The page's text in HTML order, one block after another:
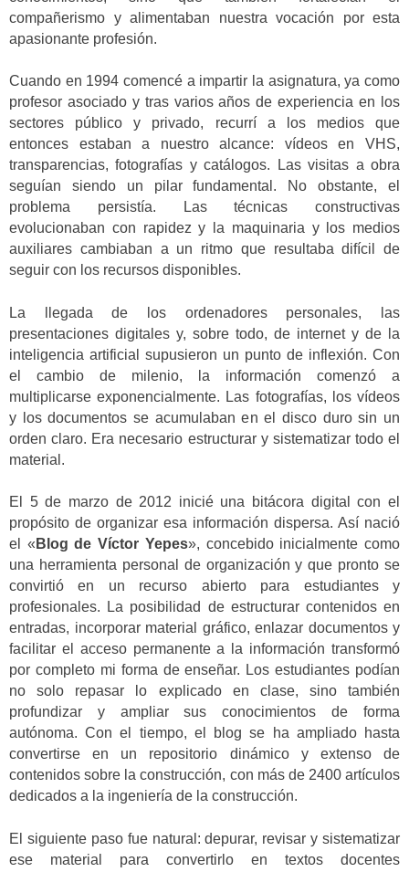
compañerismo y alimentaban nuestra vocación por esta
apasionante profesión.
Cuando en 1994 comencé a impartir la asignatura, ya como
profesor asociado y tras varios años de experiencia en los
sectores público y privado, recurrí a los medios que
entonces estaban a nuestro alcance: vídeos en VHS,
transparencias, fotografías y catálogos. Las visitas a obra
seguían siendo un pilar fundamental. No obstante, el
problema persistía. Las técnicas constructivas
evolucionaban con rapidez y la maquinaria y los medios
auxiliares cambiaban a un ritmo que resultaba difícil de
seguir con los recursos disponibles.
La llegada de los ordenadores personales, las
presentaciones digitales y, sobre todo, de internet y de la
inteligencia artificial supusieron un punto de inflexión. Con
el cambio de milenio, la información comenzó a
multiplicarse exponencialmente. Las fotografías, los vídeos
y los documentos se acumulaban en el disco duro sin un
orden claro. Era necesario estructurar y sistematizar todo el
material.
El 5 de marzo de 2012 inicié una bitácora digital con el
propósito de organizar esa información dispersa. Así nació
el « Blog de Víctor Yepes», concebido inicialmente como
una herramienta personal de organización y que pronto se
convirtió en un recurso abierto para estudiantes y
profesionales. La posibilidad de estructurar contenidos en
entradas, incorporar material gráfico, enlazar documentos y
facilitar el acceso permanente a la información transformó
por completo mi forma de enseñar. Los estudiantes podían
no solo repasar lo explicado en clase, sino también
profundizar y ampliar sus conocimientos de forma
autónoma. Con el tiempo, el blog se ha ampliado hasta
convertirse en un repositorio dinámico y extenso de
contenidos sobre la construcción, con más de 2400 artículos
dedicados a la ingeniería de la construcción.
El siguiente paso fue natural: depurar, revisar y sistematizar
ese material para convertirlo en textos docentes